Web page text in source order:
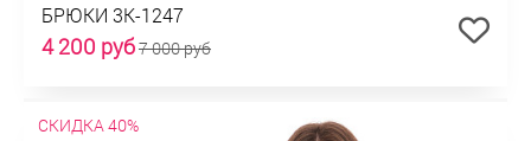
БРЮКИ 3К-1247
4 200 руб7 000 руб
СКИДКА 40%